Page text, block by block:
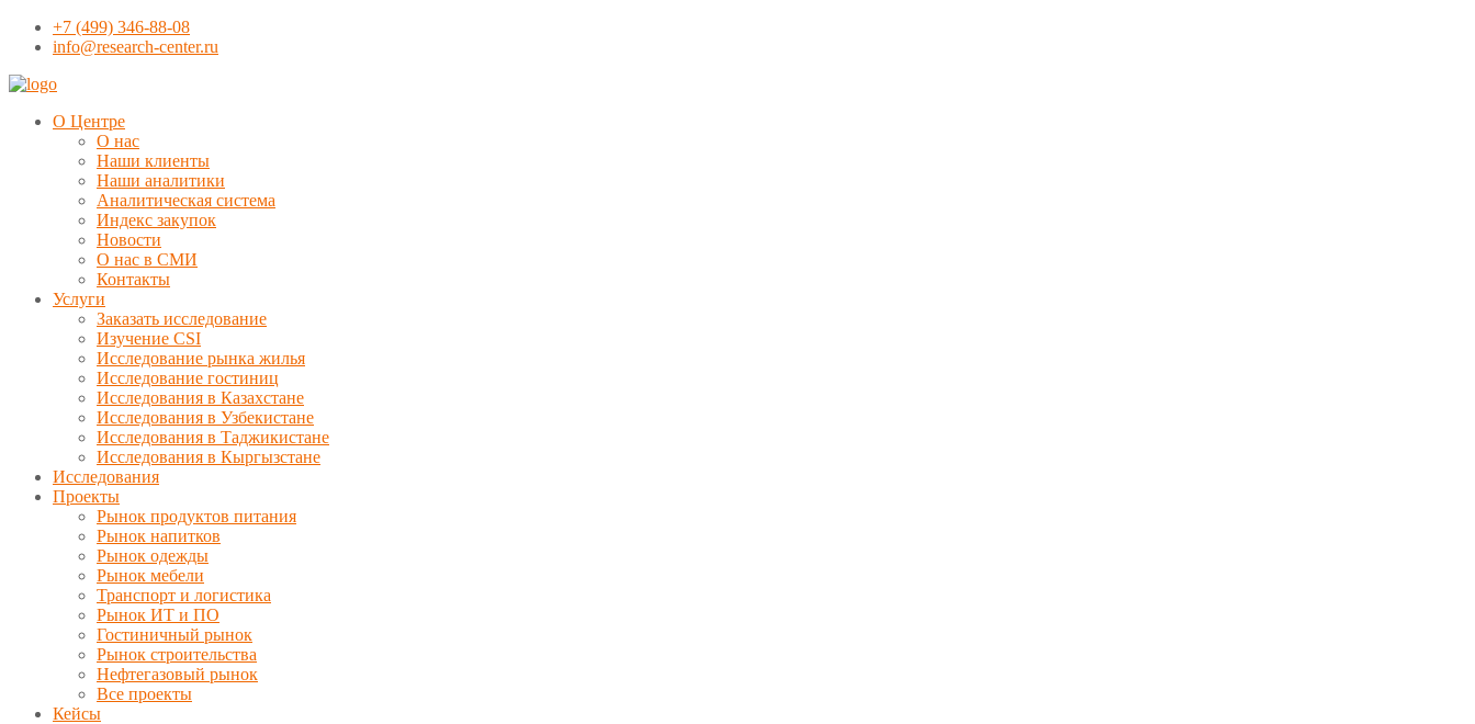
+7 (499) 346-88-08
info@research-center.ru
О Центре
О нас
Наши клиенты
Наши аналитики
Аналитическая система
Индекс закупок
Новости
О нас в СМИ
Контакты
Услуги
Заказать исследование
Изучение CSI
Исследование рынка жилья
Исследование гостиниц
Исследования в Казахстане
Исследования в Узбекистане
Исследования в Таджикистане
Исследования в Кыргызстане
Исследования
Проекты
Рынок продуктов питания
Рынок напитков
Рынок одежды
Рынок мебели
Транспорт и логистика
Рынок ИТ и ПО
Гостиничный рынок
Рынок строительства
Нефтегазовый рынок
Все проекты
Кейсы